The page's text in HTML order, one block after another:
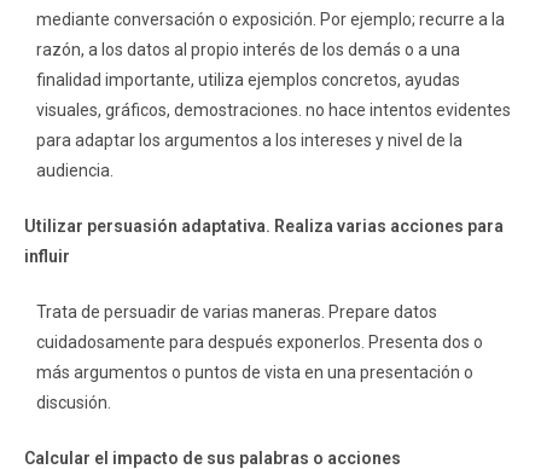
mediante conversación o exposición. Por ejemplo; recurre a la
razón, a los datos al propio interés de los demás o a una
finalidad importante, utiliza ejemplos concretos, ayudas
visuales, gráficos, demostraciones. no hace intentos evidentes
para adaptar los argumentos a los intereses y nivel de la
audiencia.
Utilizar persuasión adaptativa. Realiza varias acciones para
influir
Trata de persuadir de varias maneras. Prepare datos
cuidadosamente para después exponerlos. Presenta dos o
más argumentos o puntos de vista en una presentación o
discusión.
Calcular el impacto de sus palabras o acciones